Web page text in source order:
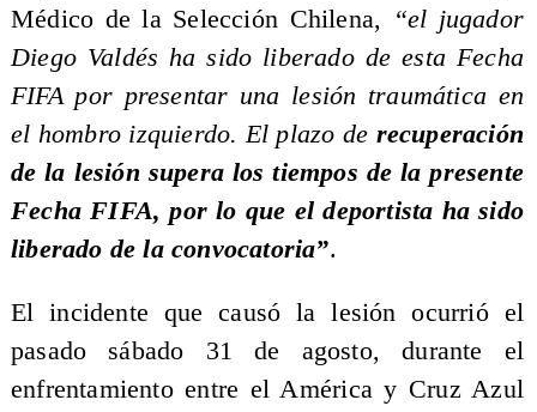
Médico de la Selección Chilena,
“el jugador
Diego Valdés ha sido liberado de esta Fecha
FIFA por presentar una lesión traumática en
el hombro izquierdo. El plazo de recuperación
de la lesión supera los tiempos de la presente
Fecha FIFA, por lo que el deportista ha sido
liberado de la convocatoria”.
El incidente que causó la lesión ocurrió el
pasado sábado 31 de agosto, durante el
enfrentamiento entre el América y Cruz Azul